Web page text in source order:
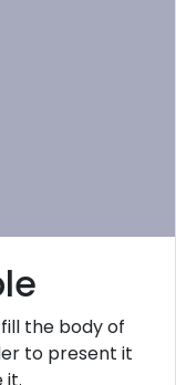
the body of
to present it
it.